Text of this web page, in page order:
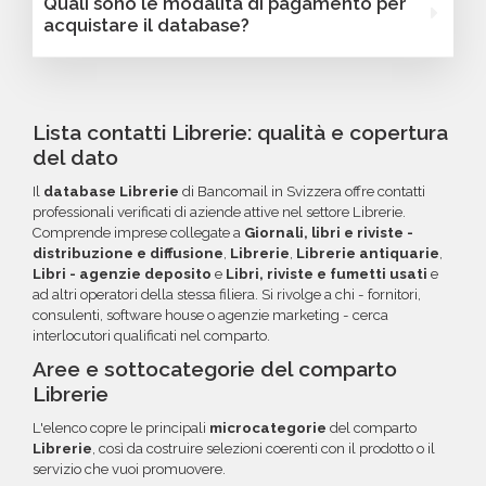
giuridica o altri criteri specifici. Se online non
trovi la configurazione che cerchi, contatta il
campagna.
database email Librerie - Svizzera. Se riscontri
indirizzi email non validi entro 60 giorni
dall'acquisto, potrai richiedere un rimborso o
inesistenti o DNS errati.
acquistare il database?
i circuiti protetti Banca Sella e PayPal. Inoltre,
per acquisti voluminosi, è possibile acquistare
maggiori informazioni su come sfruttare
questa opzione.
Lista contatti Librerie: qualità e copertura
del dato
Il database Librerie di Bancomail in Svizzera offre contatti
professionali verificati di aziende attive nel settore Librerie.
Comprende imprese collegate a Giornali, libri e riviste -
distribuzione e diffusione, Librerie, Librerie antiquarie,
Libri - agenzie deposito e Libri, riviste e fumetti usati e
ad altri operatori della stessa filiera. Si rivolge a chi - fornitori,
consulenti, software house o agenzie marketing - cerca
interlocutori qualificati nel comparto.
Aree e sottocategorie del comparto
Librerie
L'elenco copre le principali microcategorie del comparto
Librerie , così da costruire selezioni coerenti con il prodotto o il
servizio che vuoi promuovere.